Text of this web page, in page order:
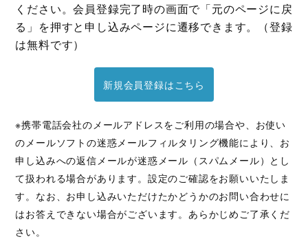
ください。会員登録完了時の画面で「元のページに戻
る」を押すと申し込みページに遷移できます。（登録
は無料です）
新規会員登録はこちら
※携帯電話会社のメールアドレスをご利⽤の場合や、お使い
のメールソフトの迷惑メールフィルタリング機能により、お
申し込みへの返信メールが迷惑メール（スパムメール）とし
て扱われる場合があります。設定のご確認をお願いいたしま
す。なお、お申し込みいただけたかどうかのお問い合わせに
はお答えできない場合がございます。あらかじめご了承くだ
さい。